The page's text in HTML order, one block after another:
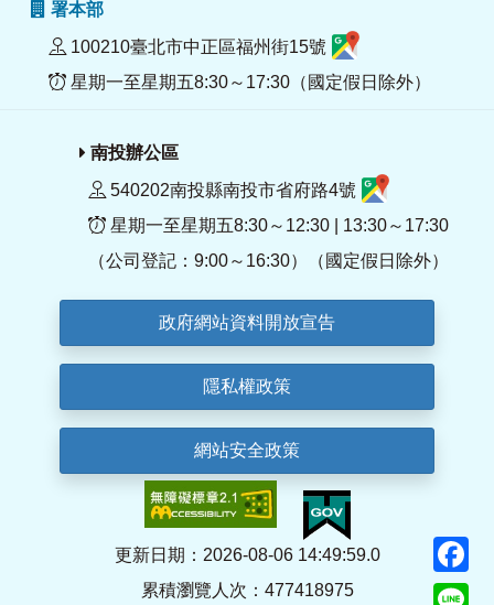
署本部
100210臺北市中正區福州街15號
星期一至星期五8:30～17:30（國定假日除外）
南投辦公區
540202南投縣南投市省府路4號
星期一至星期五8:30～12:30 | 13:30～17:30
（公司登記：9:00～16:30）（國定假日除外）
政府網站資料開放宣告
隱私權政策
網站安全政策
更新日期：2026-08-06 14:49:59.0
累積瀏覽人次：477418975